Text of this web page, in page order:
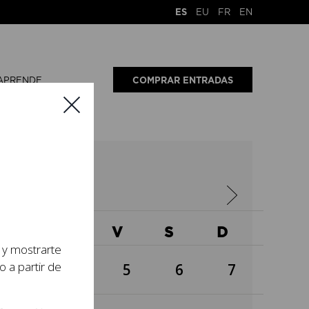
ES EU FR EN
COMPRAR ENTRADAS
V S D
3 5 6 7
mostrarte
a partir de